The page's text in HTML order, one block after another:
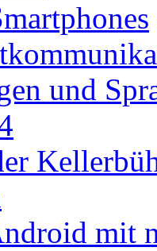
und
mit